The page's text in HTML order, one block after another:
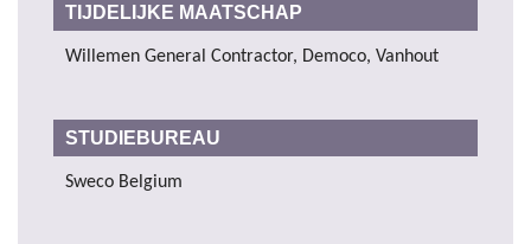
TIJDELIJKE MAATSCHAP
Willemen General Contractor, Democo, Vanhout
STUDIEBUREAU
Sweco Belgium